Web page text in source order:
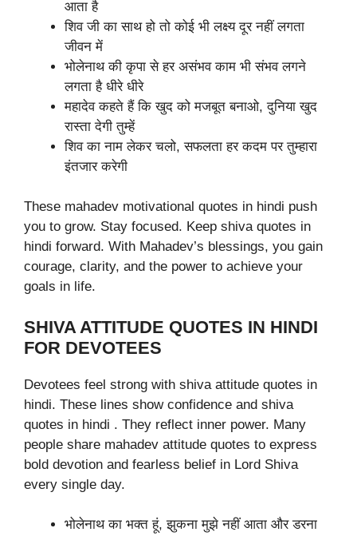
आता है
शिव जी का साथ हो तो कोई भी लक्ष्य दूर नहीं लगता
जीवन में
भोलेनाथ की कृपा से हर असंभव काम भी संभव लगने
लगता है धीरे धीरे
महादेव कहते हैं कि खुद को मजबूत बनाओ, दुनिया खुद
रास्ता देगी तुम्हें
शिव का नाम लेकर चलो, सफलता हर कदम पर तुम्हारा
इंतजार करेगी
These mahadev motivational quotes in hindi push
you to grow. Stay focused. Keep shiva quotes in
hindi forward. With Mahadev’s blessings, you gain
courage, clarity, and the power to achieve your
goals in life.
SHIVA ATTITUDE QUOTES IN HINDI
FOR DEVOTEES
Devotees feel strong with shiva attitude quotes in
hindi. These lines show confidence and shiva
quotes in hindi . They reflect inner power. Many
people share mahadev attitude quotes to express
bold devotion and fearless belief in Lord Shiva
every single day.
भोलेनाथ का भक्त हूं, झुकना मुझे नहीं आता और डरना